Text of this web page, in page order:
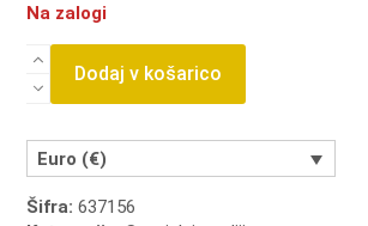
Na zalogi
Re-
Design
Italian
Accents
5x8
Dodaj v košarico
Euro (€)
Šifra:637156